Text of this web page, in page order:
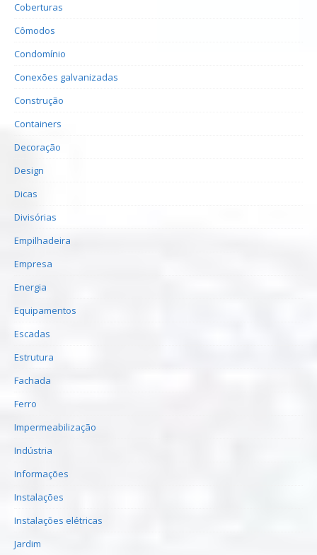
Coberturas
Cômodos
Condomínio
Conexões galvanizadas
Construção
Containers
Decoração
Design
Dicas
Divisórias
Empilhadeira
Empresa
Energia
Equipamentos
Escadas
Estrutura
Fachada
Ferro
Impermeabilização
Indústria
Informações
Instalações
Instalações elétricas
Jardim